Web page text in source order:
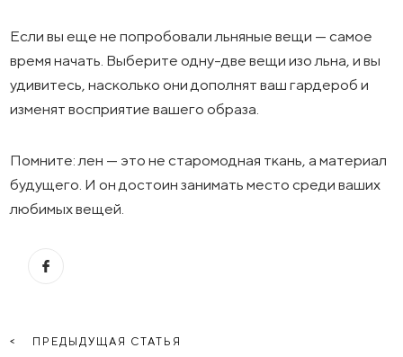
Если вы еще не попробовали льняные вещи — самое
время начать. Выберите одну-две вещи изо льна, и вы
удивитесь, насколько они дополнят ваш гардероб и
изменят восприятие вашего образа.
Помните: лен — это не старомодная ткань, а материал
будущего. И он достоин занимать место среди ваших
любимых вещей.
ПРЕДЫДУЩАЯ СТАТЬЯ